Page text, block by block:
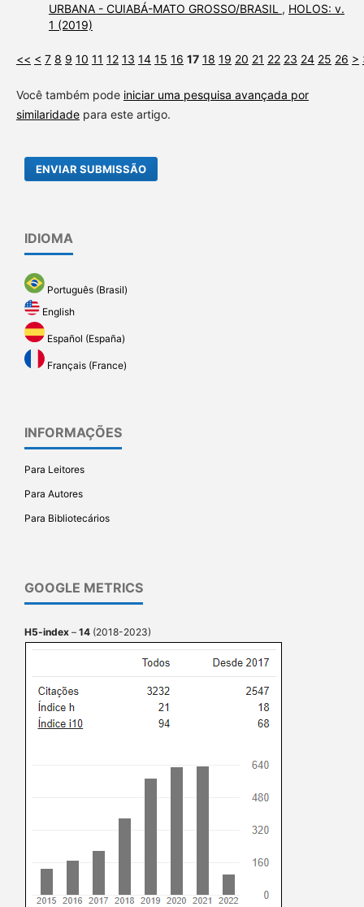
URBANA - CUIABÁ-MATO GROSSO/BRASIL , HOLOS: v.
1 (2019)
<< < 7 8 9 10 11 12 13 14 15 16 17 18 19 20 21 22 23 24 25 26 >
Você também pode iniciar uma pesquisa avançada por
similaridadepara este artigo.
ENVIAR SUBMISSÃO
IDIOMA
Português (Brasil)
English
Español (España)
Français (France)
INFORMAÇÕES
Para Leitores
Para Autores
Para Bibliotecários
GOOGLE METRICS
H5-index – 14 (2018-2023)